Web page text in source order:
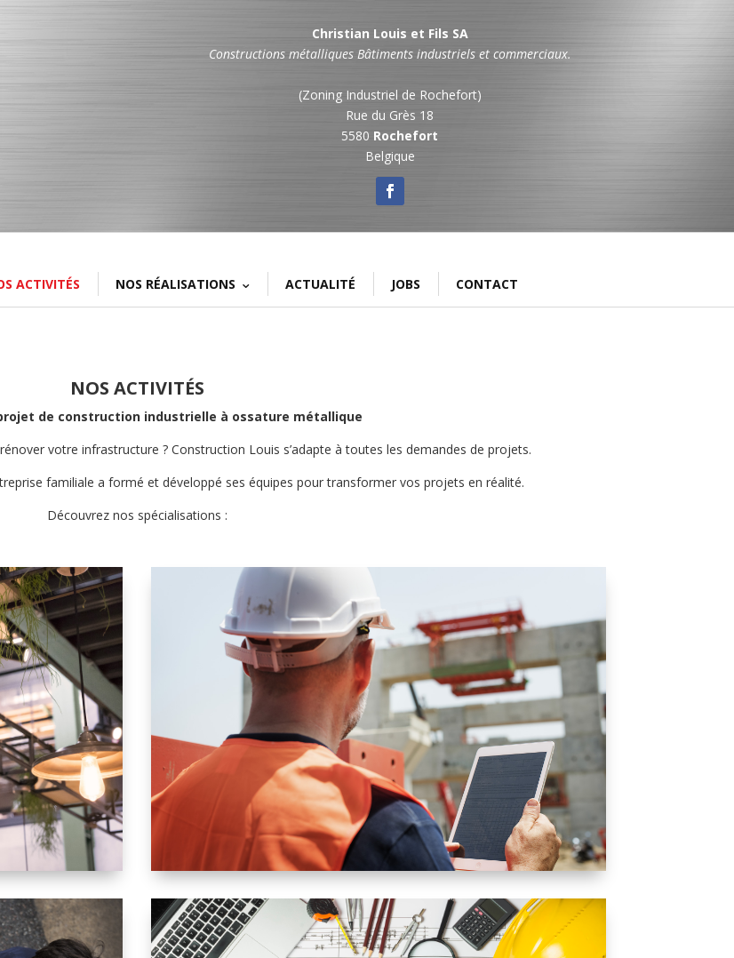
Christian Louis et Fils­ SA
Constructions métalliques Bâtiments industriels et commerciaux.
(Zoning Industriel de Rochefort)
Rue du Grès 18
5580 Rochefort
Belgique
ACTIVITÉS NOS RÉALISATIONS ACTUALITÉ JOBS CONTACT
NOS ACTIVITÉS
de construction industrielle à ossature métallique
votre infrastructure ? Construction Louis s’adapte à toutes les demandes de projets.
familiale a formé et développé ses équipes pour transformer vos projets en réalité.
Découvrez nos spécialisations :